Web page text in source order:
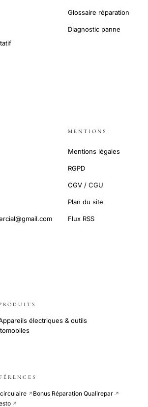
Glossaire réparation
Diagnostic panne
MENTIONS
Mentions légales
RGPD
CGV / CGU
Plan du site
Flux RSS
électriques & outils
↗ Bonus Réparation Qualirepar ↗
↗